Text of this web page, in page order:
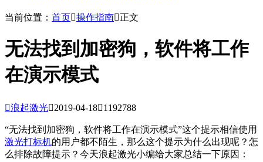
当前位置： 首页操作指南正文
无法找到加密狗，软件将工作
在演示模式
浪起激光2019-04-181192788
“无法找到加密狗，软件将工作在演示模式”这个提示相信使用
激光打标机的用户都不陌生，那么这个提示为什么出现呢？怎
么排除故障提示？今天浪起激光小编给大家总结一下原因：